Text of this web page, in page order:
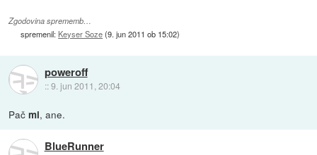
Zgodovina sprememb…
spremenil: Keyser Soze(9. jun 2011 ob 15:02)
poweroff
::9. jun 2011, 20:04
Pačmi, ane.
BlueRunner